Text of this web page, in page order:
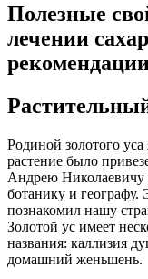
Полезные
лечении
Родиной золотого уса
растение было
Андрею Николаевичу
ботанику и
познакомил нашу
Золотой ус имеет
названия: каллизия
домашний женьшень.